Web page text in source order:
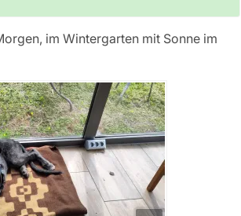
im Wintergarten mit Sonne im